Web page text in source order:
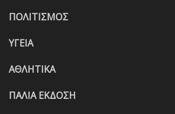
ΠΟΛΙΤΙΣΜΟΣ
ΥΓΕΙΑ
ΑΘΛΗΤΙΚΑ
ΠΑΛΙΑ ΕΚΔΟΣΗ